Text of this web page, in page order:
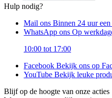
Hulp nodig?
Mail ons Binnen 24 uur een
WhatsApp ons Op
10:00 tot 17:00
Facebook Bekijk ons op
YouTube Bekijk leuke
Blijf op de hoogte van onze acties